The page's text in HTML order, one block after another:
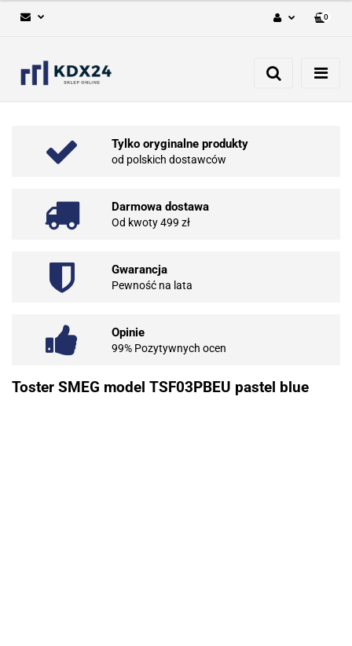
Zarejestruj się
0
Tylko oryginalne produkty
od polskich dostawców
Darmowa dostawa
Od kwoty 499 zł
Gwarancja
Pewność na lata
Opinie
99% Pozytywnych ocen
Toster SMEG model TSF03PBEU pastel blue